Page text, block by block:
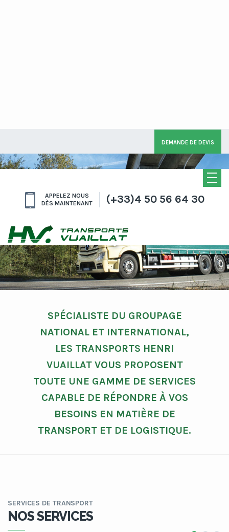
DEMANDE DE DEVIS
APPELEZ NOUS
DÈS MAINTENANT
(+33)4 50 56 64 30
LIENS JOURNALIERS ENTRE LA FRANCE ET LA SUISSE
NOS SERVICES
SPÉCIALISTE DU GROUPAGE
NATIONAL ET INTERNATIONAL,
LES TRANSPORTS HENRI
VUAILLAT VOUS PROPOSENT
TOUTE UNE GAMME DE SERVICES
CAPABLE DE RÉPONDRE À VOS
BESOINS EN MATIÈRE DE
TRANSPORT ET DE LOGISTIQUE.
SERVICES DE TRANSPORT
NOS SERVICES